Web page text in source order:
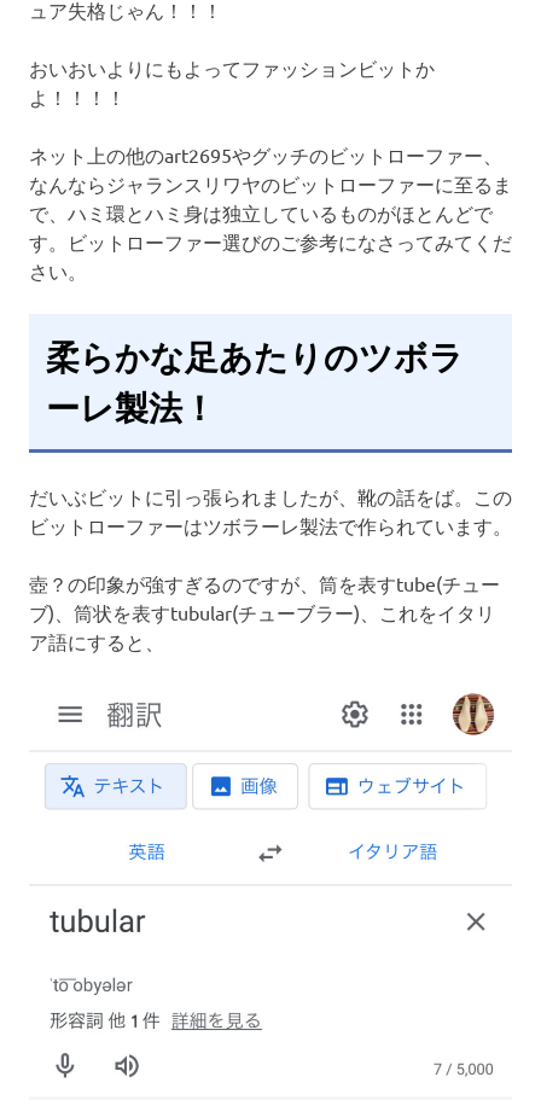
ュア失格じゃん！！！
おいおいよりにもよってファッションビットか
よ！！！！
ネット上の他のart2695やグッチのビットローファー、
なんならジャランスリワヤのビットローファーに至るま
で、ハミ環とハミ身は独立しているものがほとんどで
す。ビットローファー選びのご参考になさってみてくだ
さい。
柔らかな足あたりのツボラ
ーレ製法！
だいぶビットに引っ張られましたが、靴の話をば。この
ビットローファーはツボラーレ製法で作られています。
壺？の印象が強すぎるのですが、筒を表すtube(チュー
ブ)、筒状を表すtubular(チューブラー)、これをイタリ
ア語にすると、